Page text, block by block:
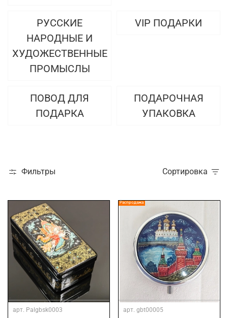
РУССКИЕ
НАРОДНЫЕ И
ХУДОЖЕСТВЕННЫЕ
ПРОМЫСЛЫ
VIP ПОДАРКИ
ПОВОД ДЛЯ
ПОДАРКА
ПОДАРОЧНАЯ
УПАКОВКА
Фильтры Сортировка
арт. Palgbsk0003
Распродажа
арт. gbt00005